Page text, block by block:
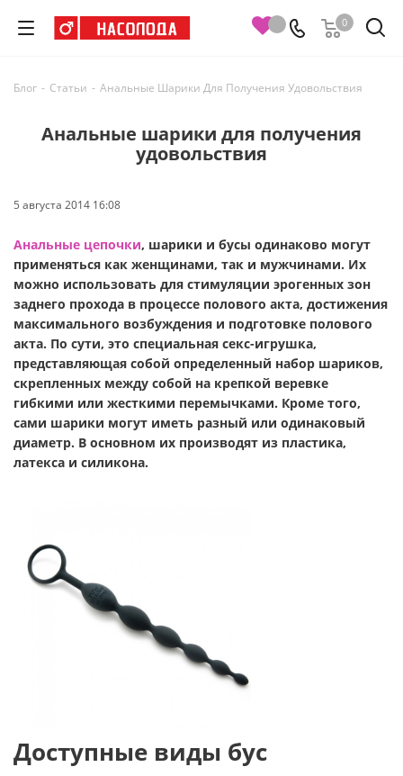
0
Блог - Статьи - Анальные Шарики Для Получения Удовольствия
Анальные шарики для получения
удовольствия
5 августа 2014 16:08
Анальные цепочки, шарики и бусы одинаково могут
применяться как женщинами, так и мужчинами. Их
можно использовать для стимуляции эрогенных зон
заднего прохода в процессе полового акта, достижения
максимального возбуждения и подготовке полового
акта. По сути, это специальная секс-игрушка,
представляющая собой определенный набор шариков,
скрепленных между собой на крепкой веревке
гибкими или жесткими перемычками. Кроме того,
сами шарики могут иметь разный или одинаковый
диаметр. В основном их производят из пластика,
латекса и силикона.
Доступные виды бус